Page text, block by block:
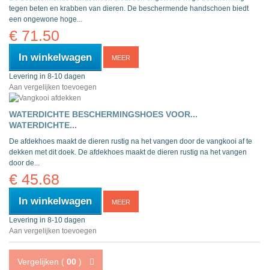
tegen beten en krabben van dieren. De beschermende handschoen biedt
een ongewone hoge...
€ 71.50
In winkelwagen MEER
Levering in 8-10 dagen
Aan vergelijken toevoegen
WATERDICHTE BESCHERMINGSHOES VOOR...
WATERDICHTE...
De afdekhoes maakt de dieren rustig na het vangen door de vangkooi af te
dekken met dit doek. De afdekhoes maakt de dieren rustig na het vangen
door de...
€ 45.68
In winkelwagen MEER
Levering in 8-10 dagen
Aan vergelijken toevoegen
Vergelijken ( 00 )